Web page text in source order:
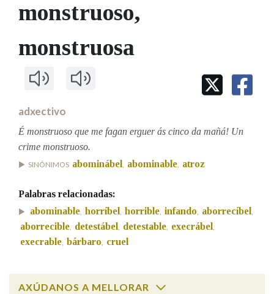
MARCIAL DEL ADALID
BAZÁN
FIGURAS HOMENAXEADAS
60 ANOS DLG
PRIMAVERA DAS LETRAS
PORTAL DAS PALABRAS
Facebook
TwitterYoutubeInstagram
Bluesky
BUSCAR NOS LEMAS
Remata por
Contén
BUSCAR NO CONTIDO
Nas definicións
monstruoso,
monstruosa
adxectivo
É monstruoso que me fagan erguer ás cinco da mañá! Un
crime monstruoso.
SINÓNIMOS abominábel , abominable, atroz
Palabras relacionadas:
abominable, horríbel , horrible, infando, aborrecíbel ,
aborrecible, detestábel , detestable, execrábel ,
execrable, bárbaro, cruel
AXÚDANOS A MELLORAR